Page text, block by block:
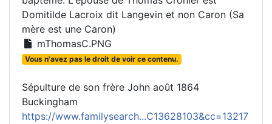
Domitilde Lacroix dit Langevin et non Caron (Sa
mère est une Caron)
mThomasC.PNG
Vous n'avez pas le droit de voir ce contenu.
Sépulture de son frère John août 1864
Buckingham
https://www.familysearch...C13628103&cc=13217